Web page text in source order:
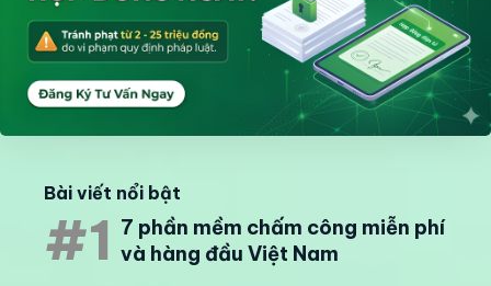
Bài viết nổi bật
#1 7 phần mềm chấm công miễn phí
và hàng đầu Việt Nam